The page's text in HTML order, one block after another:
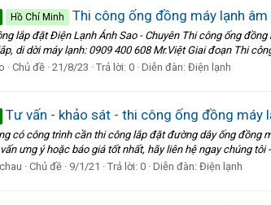
Hồ Chí Minh Thi công ống đồng máy lạnh
lắp đặt Điện Lạnh Ánh Sao - Chuyên Thi công ống
di dời máy lạnh: 0909 400 608 Mr.Việt Giai đoạn Thi
Chủ đề 21/8/23 Trả lời: 0 Diễn đàn: Điện lạnh
Tư vấn - khảo sát - thi công ống đồng máy
có công trình cần thi công lắp đặt đường dây ống đồng
ưng ý hoặc báo giá tốt nhất, hãy liên hệ ngay chúng tôi
Chủ đề 9/1/21 Trả lời: 0 Diễn đàn: Điện lạnh